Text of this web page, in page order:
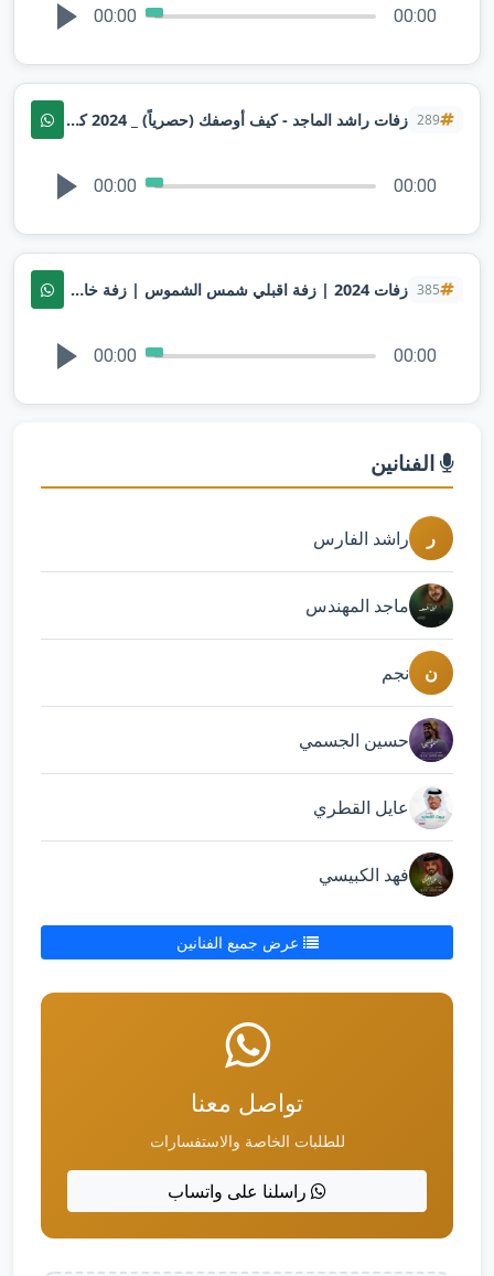
00:00 00:00
289 زفات راشد الماجد - كيف أوصفك (حصرياً) _ 2024 كلمات انور المشيري
00:00 00:00
385 زفات 2024 | زفة اقبلي شمس الشموس | زفة خاصه
00:00 00:00
الفنانين
ر راشد الفارس
ماجد المهندس
ن نجم
حسين الجسمي
عايل القطري
فهد الكبيسي
عرض جميع الفنانين
تواصل معنا
للطلبات الخاصة والاستفسارات
راسلنا على واتساب